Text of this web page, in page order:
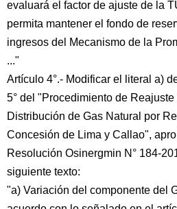
evaluará el factor de ajuste de la
permita mantener el fondo de
ingresos del Mecanismo de la
..."
Artículo 4°.- Modificar el literal a)
5° del "Procedimiento de
Distribución de Gas Natural por
Concesión de Lima y Callao",
Resolución Osinergmin N° 184-
siguiente texto:
"a) Variación del componente del